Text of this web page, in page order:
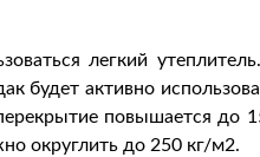
легкий
будет активно
повышается до
округлить до 250 кг/м2.